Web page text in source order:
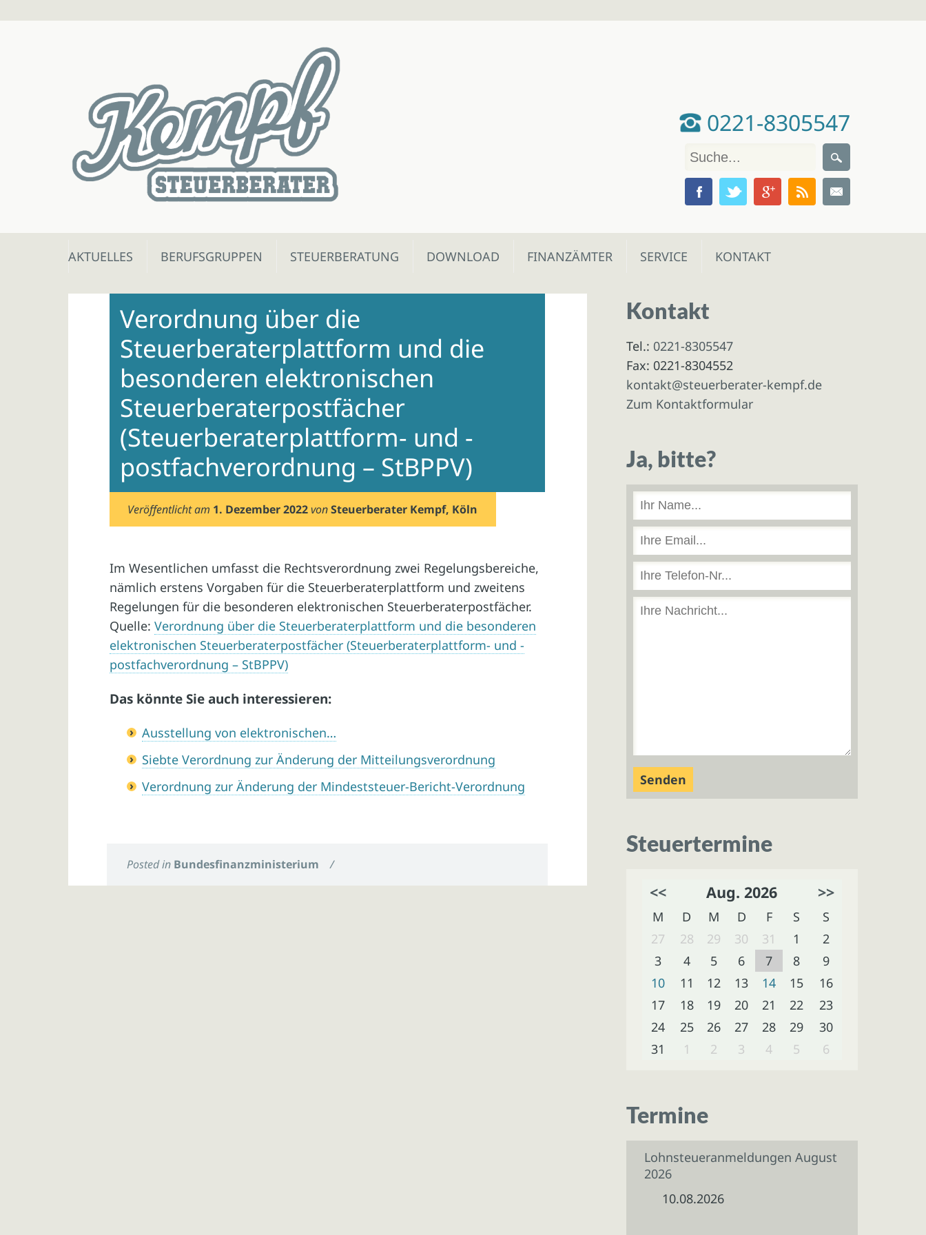
0221-8305547
Skip
AKTUELLES BERUFSGRUPPEN STEUERBERATUNG DOWNLOAD FINANZÄMTER SERVICE KONTAKT
Verordnung über die
Steuerberaterplattform und die
besonderen elektronischen
Steuerberaterpostfächer
(Steuerberaterplattform- und -
postfachverordnung – StBPPV)
Veröffentlicht am 1. Dezember 2022 vonSteuerberater Kempf, Köln
Im Wesentlichen umfasst die Rechtsverordnung zwei Regelungsbereiche,
nämlich erstens Vorgaben für die Steuerberaterplattform und zweitens
Regelungen für die besonderen elektronischen Steuerberaterpostfächer.
Quelle:Verordnung über die Steuerberaterplattform und die besonderen
elektronischen Steuerberaterpostfächer (Steuerberaterplattform- und -
postfachverordnung – StBPPV)
Das könnte Sie auch interessieren:
Ausstellung von elektronischen…
Siebte Verordnung zur Änderung der Mitteilungsverordnung
Verordnung zur Änderung der Mindeststeuer-Bericht-Verordnung
Posted in Bundesfinanzministerium /
Kontakt
Tel.: 0221-8305547
Fax: 0221-8304552
kontakt@steuerberater-kempf.de
Zum Kontaktformular
Ja, bitte?
Steuertermine
<< Aug. 2026 >>
M D M D F S
S
27
28 29 30 31 1
2
3
4 5 6 7 8
9
10
11 12 13 14 15
16
17
18 19 20 21 22
23
24
25 26 27 28 29
30
31
1 2 3 4 5 6
Termine
Lohnsteueranmeldungen August
2026
10.08.2026